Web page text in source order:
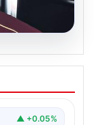
▲ +0.05%